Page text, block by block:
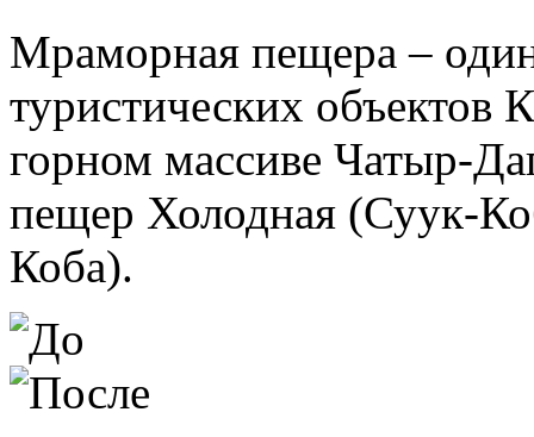
Мраморная пещера –
туристических
горном массиве Чатыр-
пещер Холодная (Суук-
Коба).